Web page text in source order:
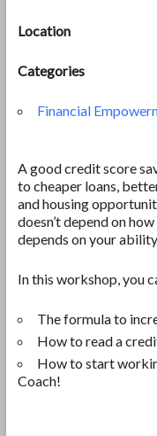
Location
Categories
Financial
A good credit score
to cheaper loans,
and housing
doesn’t depend on
depends on your
In this workshop, you
The formula to
How to read a
How to start
Coach!